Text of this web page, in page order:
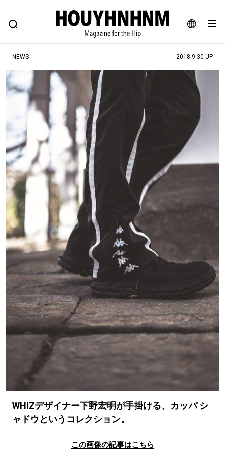
JA
EN
FEATURE BLOG SNAP
ヒップなファッション、カルチャー、ライフスタイルWEBマガジン
#注目のタグ
#SHOPPING ADDICT #憧れの逸品
#ESSENTIAL DESIGNS #古着サミット
#NEW VINTAGE #マイナーグッド図鑑
#路地裏てぃーん。 #MONTHLY JOURNAL
#GH 銘品の所以 #フイナムのYouTube
#Commune H #FOCUS IT #AH.H
#ととけん #FASHION #MUSIC #MOVIE
#LIFESTYLE #SNEAKER #OUTDOOR
#SPORTS #HANDSOME HANDBOOK
NEWS 2018.9.30 UP
WHIZデザイナー下野宏明が手掛ける、カッパ シ
ャドウというコレクション。
この画像の記事はこちら